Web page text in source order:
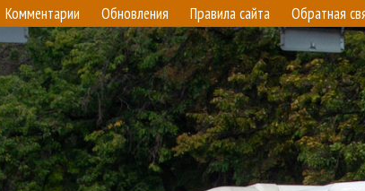
Комментарии Обновления Правила сайта Обратная